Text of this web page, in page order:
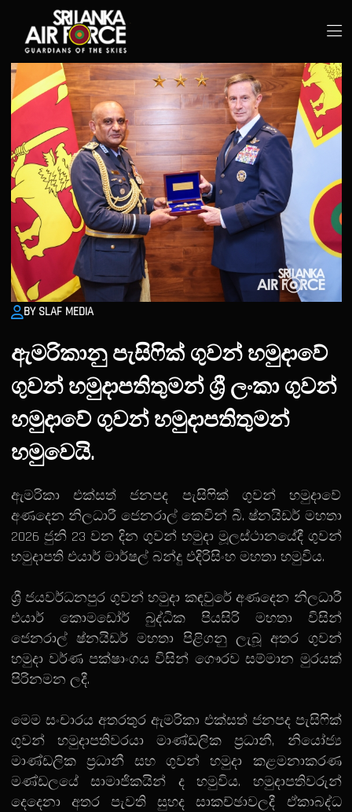
BY SLAF MEDIA
ඇමරිකානු පැසිෆික් ගුවන් හමුදාවේ
ගුවන් හමුදාපතිතුමන් ශ්‍රී ලංකා ගුවන්
හමුදාවේ ගුවන් හමුදාපතිතුමන්
හමුවෙයි.
ඇමරිකා එක්සත් ජනපද පැසිෆික් ගුවන් හමුදාවේ
අණදෙන නිලධාරී ජෙනරාල් කෙවින් බී. ෂ්නයිඩර් මහතා
2026 ජුනි 23 වන දින ගුවන් හමුදා මූලස්ථානයේදී ගුවන්
හමුදාපති එයාර් මාර්ෂල් බන්දු එදිරිසිංහ මහතා හමුවිය.
ශ්‍රී ජයවර්ධනපුර ගුවන් හමුදා කඳවුරේ අණදෙන නිලධාරී
එයාර් කොමඩෝර් බුද්ධික පියසිරි මහතා විසින්
ජෙනරාල් ෂ්නයිඩර් මහතා පිළිගනු ලැබූ අතර ගුවන්
හමුදා වර්ණ පක්ෂාංගය විසින් ගෞරව සම්මාන මුරයක්
පිරිනමන ලදී.
මෙම සංචාරය අතරතුර ඇමරිකා එක්සත් ජනපද පැසිෆික්
ගුවන් හමුදාපතිවරයා මාණ්ඩලික ප්‍රධානී, නියෝජ්‍ය
මාණ්ඩලික ප්‍රධානී සහ ගුවන් හමුදා කළමනාකරණ
මණ්ඩලයේ සාමාජිකයින් ද හමුවිය. හමුදාපතිවරුන්
දෙදෙනා අතර පැවති සුහද සාකච්ඡාවලදී ඒකාබද්ධ